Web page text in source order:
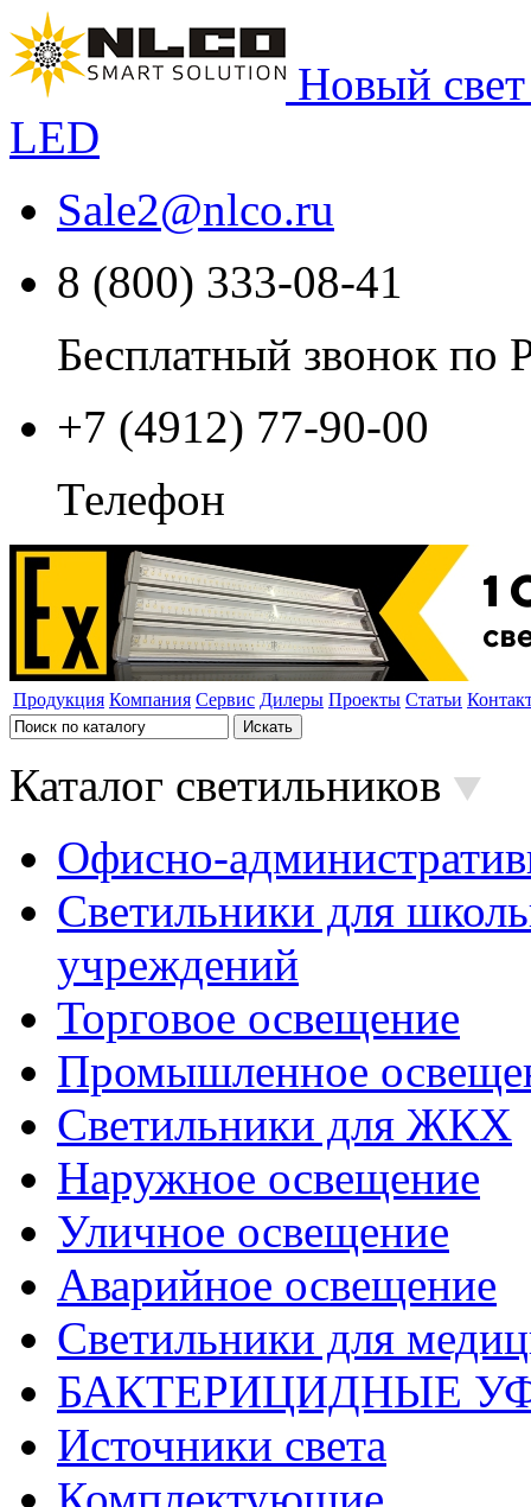
Новый
LED
Sale2@nlco.ru
8 (800) 333-08-41
Бесплатный звонок по
+7 (4912) 77-90-00
Телефон
Продукция Компания Сервис Дилеры Проекты Статьи
Каталог светильников
Офисно-
Светильники для
учреждений
Торговое освещение
Промышленное
Светильники для ЖКХ
Наружное освещение
Уличное освещение
Аварийное освещение
Светильники для
БАКТЕРИЦИДНЫЕ
Источники света